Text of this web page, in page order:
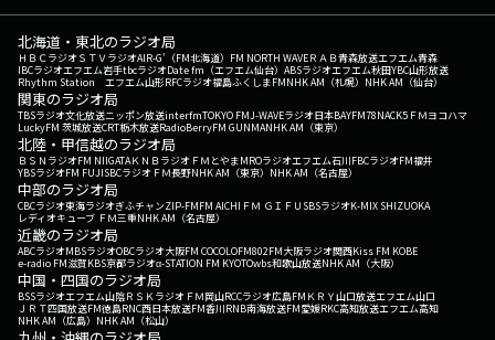
北海道・東北のラジオ局
ＨＢＣラジオＳＴＶラジオAIR-G'（FM北海道） FM NORTH WAVEＲＡＢ青森放送エフエム青森
IBCラジオエフエム岩手tbcラジオDate fm（エフエム仙台） ABSラジオエフエム秋田YBC山形放送
Rhythm Station エフエム山形RFCラジオ福島ふくしまFMNHK AM（札幌） NHK AM（仙台）
関東のラジオ局
TBSラジオ文化放送ニッポン放送interfmTOKYO FMJ-WAVEラジオ日本BAYFM78NACK5 ＦＭヨコハマ
LuckyFM 茨城放送CRT栃木放送RadioBerryFM GUNMANHK AM（東京）
北陸・甲信越のラジオ局
ＢＳＮラジオFM NIIGATAＫＮＢラジオ ＦＭとやまMROラジオエフエム石川FBCラジオFM福井
YBSラジオFM FUJISBCラジオ ＦＭ長野NHK AM（東京） NHK AM（名古屋）
中部のラジオ局
CBCラジオ東海ラジオぎふチャンZIP-FMFM AICHI ＦＭ ＧＩＦＵ SBSラジオK-MIX SHIZUOKA
レディオキューブ ＦＭ三重NHK AM（名古屋）
近畿のラジオ局
ABCラジオMBSラジオOBCラジオ大阪FM COCOLOFM802FM大阪ラジオ関西Kiss FM KOBE
e-radio FM滋賀KBS京都ラジオα-STATION FM KYOTOwbs和歌山放送NHK AM（大阪）
中国・四国のラジオ局
BSSラジオエフエム山陰ＲＳＫラジオ ＦＭ岡山RCCラジオ広島FM ＫＲＹ山口放送エフエム山口
ＪＲＴ四国放送FM徳島RNC西日本放送FM香川RNB南海放送FM愛媛RKC高知放送エフエム高知
NHK AM（広島） NHK AM（松山）